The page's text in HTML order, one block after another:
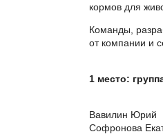
кормов для
Команды,
от компании и
1 место:
Вавилин Юрий
Софронова